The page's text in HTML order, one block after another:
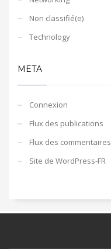
Non classifié(e)
Technology
META
Connexion
Flux des publications
Flux des commentaires
Site de WordPress-FR